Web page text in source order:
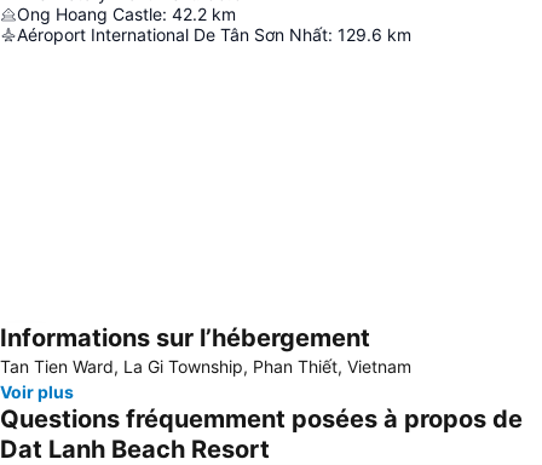
Ong Hoang Castle: 42.2 km
Aéroport International De Tân Sơn Nhất: 129.6 km
Agrandir la carte
Informations sur l’hébergement
Tan Tien Ward, La Gi Township, Phan Thiết, Vietnam
Voir plus
Questions fréquemment posées à propos de
Dat Lanh Beach Resort